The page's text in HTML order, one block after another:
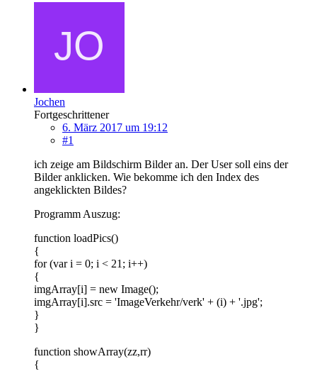
Jochen
Fortgeschrittener
6. März 2017 um 19:12
#1
ich zeige am Bildschirm Bilder an. Der User soll eins der
Bilder anklicken. Wie bekomme ich den Index des
angeklickten Bildes?
Programm Auszug:
function loadPics()
{
for (var i = 0; i < 21; i++)
{
imgArray[i] = new Image();
imgArray[i].src = 'ImageVerkehr/verk' + (i) + '.jpg';
}
}
function showArray(zz,rr)
{